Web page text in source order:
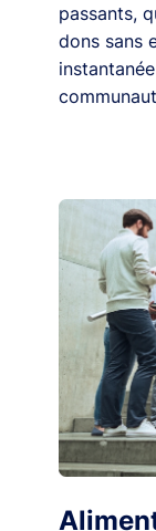
passants,
dons sans